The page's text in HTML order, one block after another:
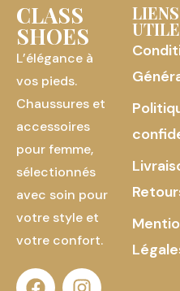
CLASS
SHOES
L’élégance à
vos pieds.
Chaussures et
accessoires
pour femme,
sélectionnés
avec soin pour
votre style et
votre confort.
LIENS